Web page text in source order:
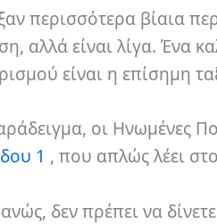
περισσότερα βίαια
αλλά είναι λίγα. Ένα
είναι η επίσημη
οι Ηνωμένες
1 , που απλώς λέει
δεν πρέπει να